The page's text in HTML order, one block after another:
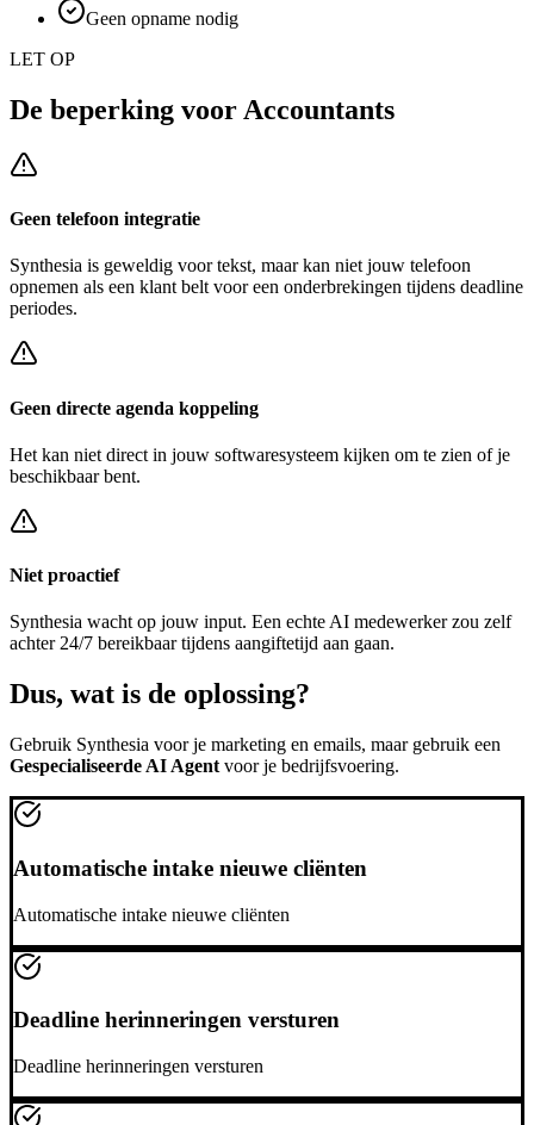
Geen opname nodig
LET OP
De beperking voor Accountants
Geen telefoon integratie
Synthesia is geweldig voor tekst, maar kan niet jouw telefoon
opnemen als een klant belt voor een onderbrekingen tijdens deadline
periodes.
Geen directe agenda koppeling
Het kan niet direct in jouw softwaresysteem kijken om te zien of je
beschikbaar bent.
Niet proactief
Synthesia wacht op jouw input. Een echte AI medewerker zou zelf
achter24/7 bereikbaar tijdens aangiftetijd aan gaan.
Dus, wat is de oplossing?
Gebruik Synthesia voor je marketing en emails, maar gebruik een
Gespecialiseerde AI Agent voor je bedrijfsvoering.
Automatische intake nieuwe cliënten
Automatische intake nieuwe cliënten
Deadline herinneringen versturen
Deadline herinneringen versturen